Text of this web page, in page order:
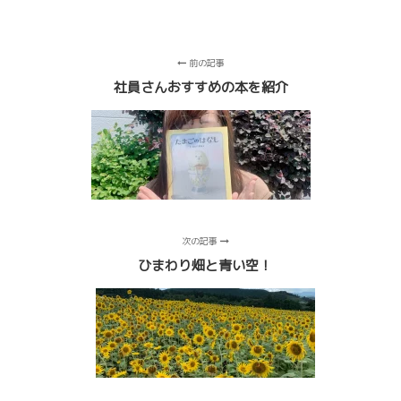
前の記事
社員さんおすすめの本を紹介
次の記事
ひまわり畑と青い空！